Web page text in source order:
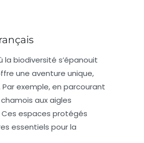
la biodiversité s’épanouit
une aventure unique,
exemple, en parcourant
aux aigles
espaces protégés
essentiels pour la